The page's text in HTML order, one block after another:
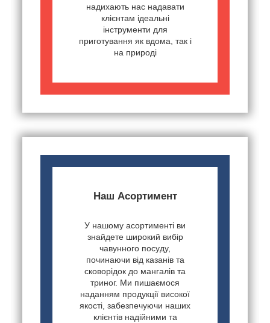
надихають нас надавати
клієнтам ідеальні
інструменти для
приготування як вдома, так і
на природі
Наш Асортимент
У нашому асортименті ви
знайдете широкий вибір
чавунного посуду,
починаючи від казанів та
сковорідок до мангалів та
триног. Ми пишаємося
наданням продукції високої
якості, забезпечуючи наших
клієнтів надійними та